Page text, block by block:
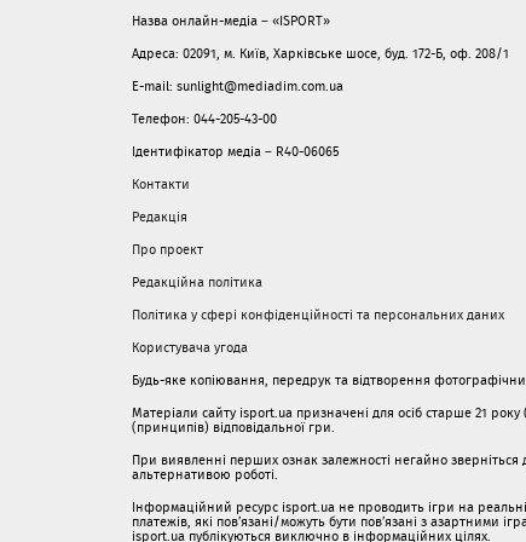
Назва онлайн-медіа – «ISPORT»
Адреса: 02091, м. Київ, Харківське шосе, буд. 172-Б, оф. 208/1
E-mail: sunlight@mediadim.com.ua
Телефон: 044-205-43-00
Ідентифікатор медіа – R40-06065
Контакти
Редакція
Про проект
Редакційна політика
Політика у сфері конфіденційності та персональних даних
Користувача угода
Будь-яке копіювання, передрук та відтворення
Матеріали сайту isport.ua призначені для осіб старше 21
(принципів) відповідальної гри.
При виявленні перших ознак залежності негайно
альтернативою роботі.
Інформаційний ресурс isport.ua не проводить ігри на
платежів, які пов’язані/можуть бути пов’язані з азартними
isport.ua публікуються виключно в інформаційних цілях.